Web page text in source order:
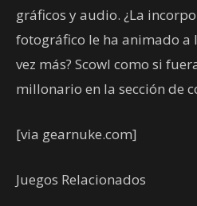
gráficos y audio. ¿La
fotográfico le ha animado a
vez más? Scowl como si
millonario en la sección de
[via gearnuke.com]
Juegos Relacionados